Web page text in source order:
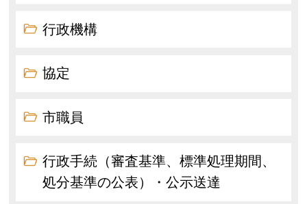
行政機構
協定
市職員
行政手続（審査基準、標準処理期間、
処分基準の公表）・公示送達